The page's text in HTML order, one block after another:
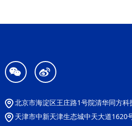
너 넇
北京市海淀区王庄路1号院清华同方
天津市中新天津生态城中天大道1620